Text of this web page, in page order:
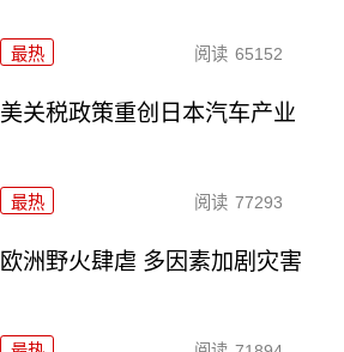
最热 阅读 65152
美关税政策重创日本汽车产业
最热 阅读 77293
欧洲野火肆虐 多因素加剧灾害